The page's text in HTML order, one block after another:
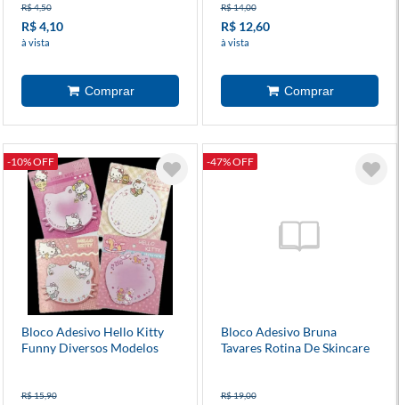
R$ 4,50
R$ 4,10
à vista
R$ 14,00
R$ 12,60
à vista
-10% OFF
Bloco Adesivo Hello Kitty
Funny Diversos Modelos
R$ 15,90
-47% OFF
Bloco Adesivo Bruna
Tavares Rotina De Skincare
R$ 19,00